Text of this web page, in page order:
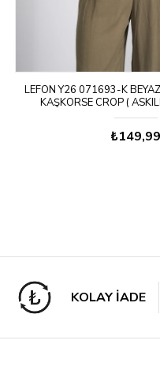
LEFON Y26 071693-K
KAŞKORSE CROP (
₺149,99
KOLAY İADE